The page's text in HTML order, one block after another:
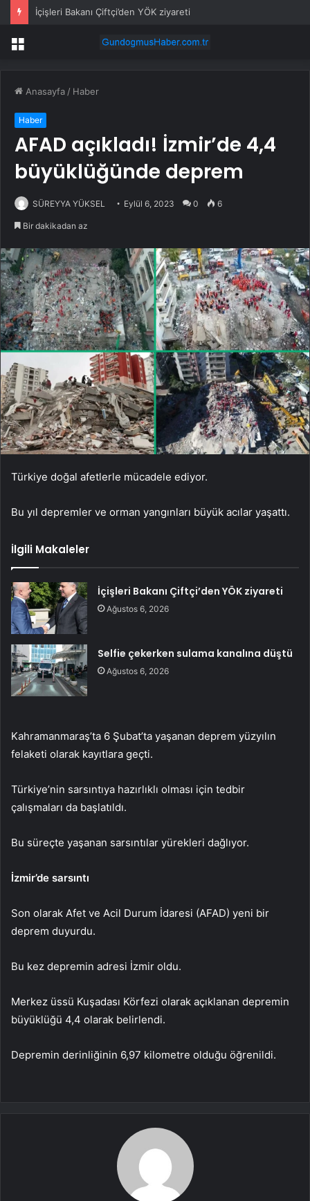
İçişleri Bakanı Çiftçi’den YÖK ziyareti
Menü
Anasayfa / Haber
Haber
AFAD açıkladı! İzmir’de 4,4
büyüklüğünde deprem
SÜREYYA YÜKSEL Eylül 6, 2023 0 6
Bir dakikadan az
Türkiye doğal afetlerle mücadele ediyor.
Bu yıl depremler ve orman yangınları büyük acılar yaşattı.
İlgili Makaleler
İçişleri Bakanı Çiftçi’den YÖK ziyareti
Ağustos 6, 2026
Selfie çekerken sulama kanalına düştü
Ağustos 6, 2026
Kahramanmaraş’ta 6 Şubat’ta yaşanan deprem yüzyılın
felaketi olarak kayıtlara geçti.
Türkiye’nin sarsıntıya hazırlıklı olması için tedbir
çalışmaları da başlatıldı.
Bu süreçte yaşanan sarsıntılar yürekleri dağlıyor.
İzmir’de sarsıntı
Son olarak Afet ve Acil Durum İdaresi (AFAD) yeni bir
deprem duyurdu.
Bu kez depremin adresi İzmir oldu.
Merkez üssü Kuşadası Körfezi olarak açıklanan depremin
büyüklüğü 4,4 olarak belirlendi.
Depremin derinliğinin 6,97 kilometre olduğu öğrenildi.